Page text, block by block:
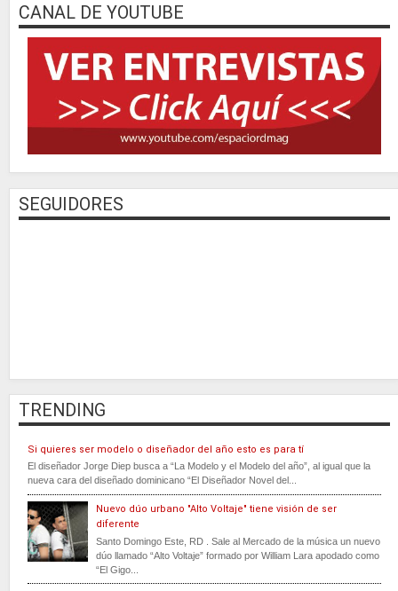
CANAL DE YOUTUBE
SEGUIDORES
TRENDING
Si quieres ser modelo o diseñador del año esto es para tí
El diseñador Jorge Diep busca a “La Modelo y el Modelo del año”, al igual que la
nueva cara del diseñado dominicano “El Diseñador Novel del...
Nuevo dúo urbano "Alto Voltaje" tiene visión de ser
diferente
Santo Domingo Este, RD . Sale al Mercado de la música un nuevo
dúo llamado “Alto Voltaje” formado por William Lara apodado como
“El Gigo...